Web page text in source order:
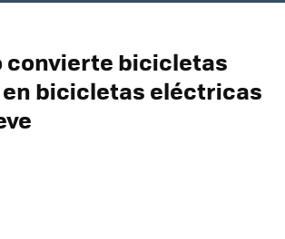
convierte bicicletas
bicicletas eléctricas